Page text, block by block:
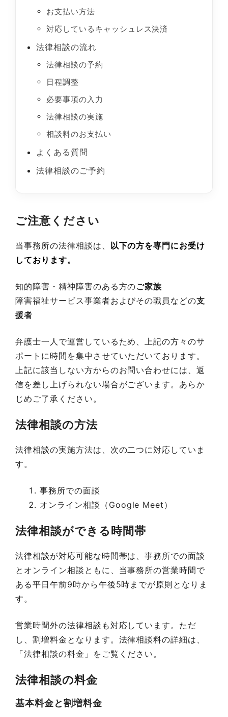
お支払い方法
対応しているキャッシュレス決済
法律相談の流れ
法律相談の予約
日程調整
必要事項の入力
法律相談の実施
相談料のお支払い
よくある質問
法律相談のご予約
ご注意ください
当事務所の法律相談は、 以下の方を専門にお受け
しております。
知的障害・精神障害のある方のご家族
障害福祉サービス事業者およびその職員などの支
援者
弁護士一人で運営しているため、上記の方々のサ
ポートに時間を集中させていただいております。
上記に該当しない方からのお問い合わせには、返
信を差し上げられない場合がございます。あらか
じめご了承ください。
法律相談の方法
法律相談の実施方法は、次の二つに対応していま
す。
事務所での面談
オンライン相談（Google Meet）
法律相談ができる時間帯
法律相談が対応可能な時間帯は、事務所での面談
とオンライン相談ともに、当事務所の営業時間で
ある平日午前9時から午後5時までが原則となりま
す。
営業時間外の法律相談も対応しています。ただ
し、割増料金となります。法律相談料の詳細は、
「法律相談の料金」をご覧ください。
法律相談の料金
基本料金と割増料金